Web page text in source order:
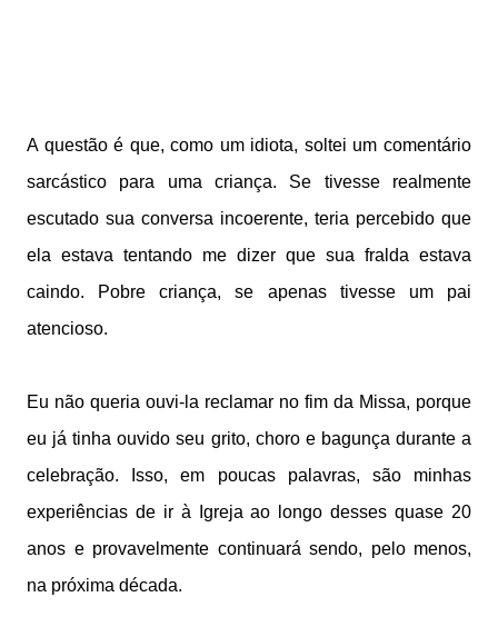
A questão é que, como um idiota, soltei um comentário
sarcástico para uma criança. Se tivesse realmente
escutado sua conversa incoerente, teria percebido que
ela estava tentando me dizer que sua fralda estava
caindo. Pobre criança, se apenas tivesse um pai
atencioso.
Eu não queria ouvi-la reclamar no fim da Missa, porque
eu já tinha ouvido seu grito, choro e bagunça durante a
celebração. Isso, em poucas palavras, são minhas
experiências de ir à Igreja ao longo desses quase 20
anos e provavelmente continuará sendo, pelo menos,
na próxima década.